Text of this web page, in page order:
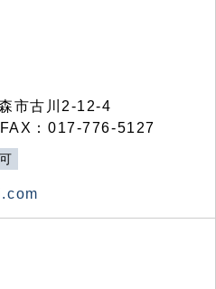
市古川2-12-4
：017-776-5127